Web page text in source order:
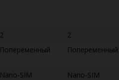
2
2
Попеременный Попеременный
Nano-SIM
Nano-SIM